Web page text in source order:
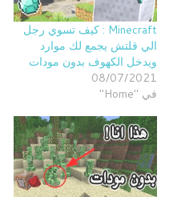
Minecraft : كيف تسوي رجل
الي قلتش يجمع لك موارد
ويدخل الكهوف بدون مودات
08/07/2021
في "Home"